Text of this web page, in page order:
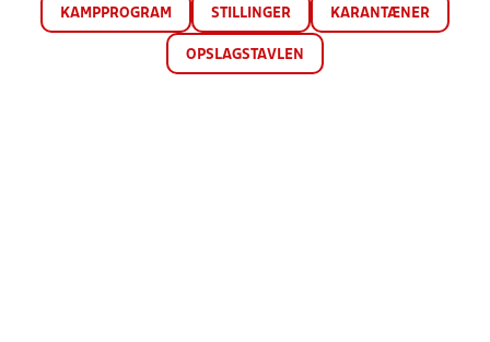
KAMPPROGRAM STILLINGER KARANTÆNER
OPSLAGSTAVLEN